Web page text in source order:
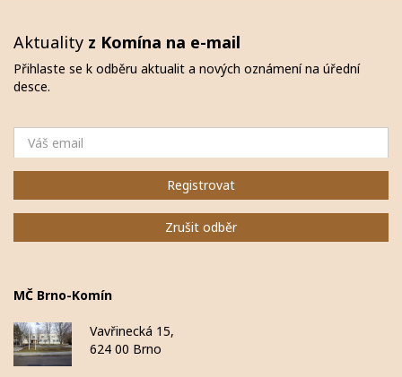
Aktuality z Komína na e-mail
Přihlaste se k odběru aktualit a nových oznámení na úřední
desce.
Registrovat
Zrušit odběr
MČ Brno-Komín
Vavřinecká 15,
624 00 Brno